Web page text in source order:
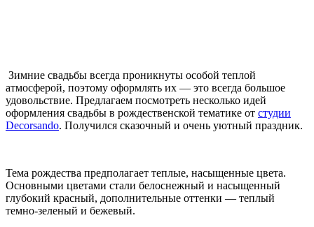
Зимние свадьбы всегда проникнуты особой теплой
атмосферой, поэтому оформлять их — это всегда большое
удовольствие. Предлагаем посмотреть несколько идей
оформления свадьбы в рождественской тематике от cтудии
Decorsando. Получился сказочный и очень уютный праздник.
Тема рождества предполагает теплые, насыщенные цвета.
Основными цветами стали белоснежный и насыщенный
глубокий красный, дополнительные оттенки — теплый
темно-зеленый и бежевый.